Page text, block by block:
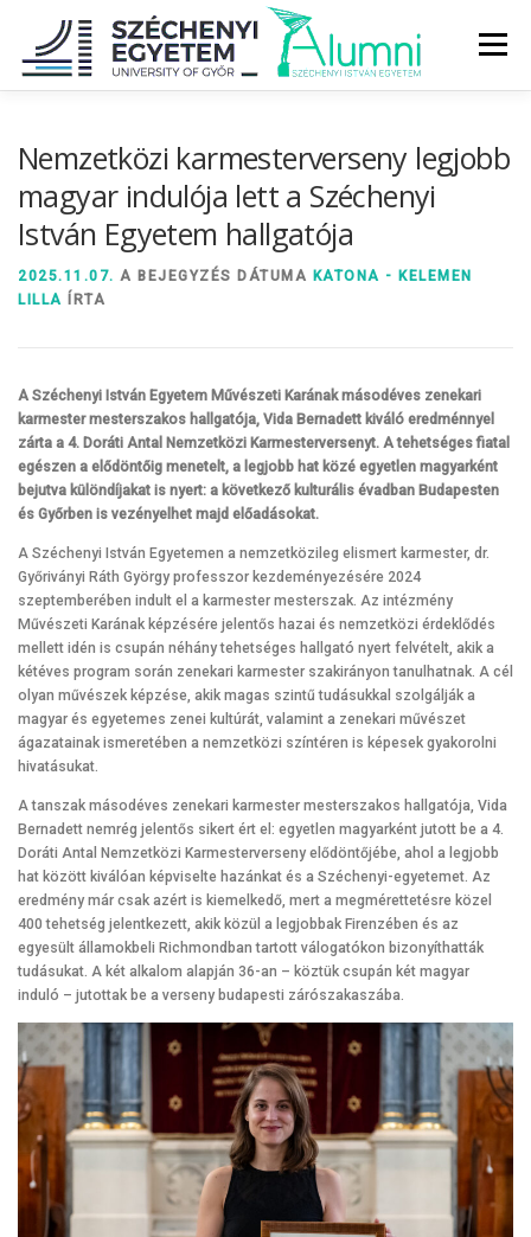
tartalomhoz
Menü
DIPLOMAÁTADÓ DIPLOMÁN TÚL
Nemzetközi karmesterverseny legjobb
magyar indulója lett a Széchenyi
István Egyetem hallgatója
2025.11.07. A BEJEGYZÉS DÁTUMA KATONA - KELEMEN
LILLA ÍRTA
A Széchenyi István Egyetem Művészeti Karának másodéves zenekari
karmester mesterszakos hallgatója, Vida Bernadett kiváló eredménnyel
zárta a 4. Doráti Antal Nemzetközi Karmesterversenyt. A tehetséges fiatal
egészen a elődöntőig menetelt, a legjobb hat közé egyetlen magyarként
bejutva különdíjakat is nyert: a következő kulturális évadban Budapesten
és Győrben is vezényelhet majd előadásokat.
A Széchenyi István Egyetemen a nemzetközileg elismert karmester, dr.
Győriványi Ráth György professzor kezdeményezésére 2024
szeptemberében indult el a karmester mesterszak. Az intézmény
Művészeti Karának képzésére jelentős hazai és nemzetközi érdeklődés
mellett idén is csupán néhány tehetséges hallgató nyert felvételt, akik a
kétéves program során zenekari karmester szakirányon tanulhatnak. A cél
olyan művészek képzése, akik magas szintű tudásukkal szolgálják a
magyar és egyetemes zenei kultúrát, valamint a zenekari művészet
ágazatainak ismeretében a nemzetközi színtéren is képesek gyakorolni
hivatásukat.
A tanszak másodéves zenekari karmester mesterszakos hallgatója, Vida
Bernadett nemrég jelentős sikert ért el: egyetlen magyarként jutott be a 4.
Doráti Antal Nemzetközi Karmesterverseny elődöntőjébe, ahol a legjobb
hat között kiválóan képviselte hazánkat és a Széchenyi-egyetemet. Az
eredmény már csak azért is kiemelkedő, mert a megmérettetésre közel
400 tehetség jelentkezett, akik közül a legjobbak Firenzében és az
egyesült államokbeli Richmondban tartott válogatókon bizonyíthatták
tudásukat. A két alkalom alapján 36-an – köztük csupán két magyar
induló – jutottak be a verseny budapesti zárószakaszába.